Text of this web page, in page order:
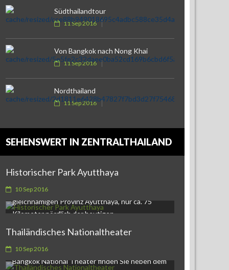
Südthailandtour
11 Sep 2016
Von Bangkok nach Nong Khai
11 Sep 2016
Nordthailand
11 Sep 2016
SEHENSWERT IN ZENTRALTHAILAND
Historischer Park Ayutthaya
10 Sep 2016
Historischer Park Ayutthaya,Heute ist
Ayutthaya die Provinzhauptstadt der
gleichnamigen Provinz Ayutthaya, nur ca. 75
Kilometer nördlich der heutigen…
Thailändisches Nationaltheater
10 Sep 2016
Thailändisches Nationaltheater in BangkokDas
Bangkok National Theater finden Sie neben dem